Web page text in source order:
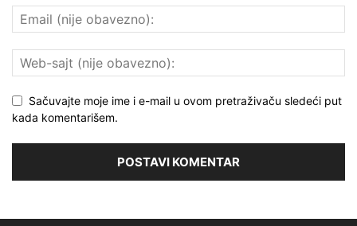
Sačuvajte moje ime i e-mail u ovom pretraživaču sledeći put
kada komentarišem.